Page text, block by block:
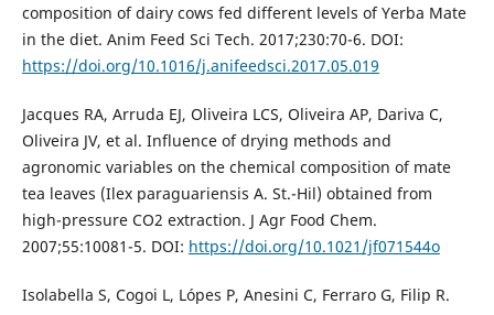
composition of dairy cows fed different levels of Yerba Mate
in the diet. Anim Feed Sci Tech. 2017;230:70-6. DOI:
https://doi.org/10.1016/j.anifeedsci.2017.05.019
Jacques RA, Arruda EJ, Oliveira LCS, Oliveira AP, Dariva C,
Oliveira JV, et al. Influence of drying methods and
agronomic variables on the chemical composition of mate
tea leaves (Ilex paraguariensis A. St.-Hil) obtained from
high-pressure CO2 extraction. J Agr Food Chem.
2007;55:10081-5. DOI: https://doi.org/10.1021/jf071544o
Isolabella S, Cogoi L, Lópes P, Anesini C, Ferraro G, Filip R.